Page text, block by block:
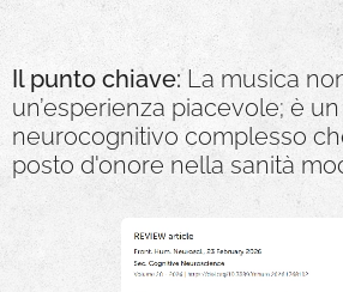
Il punto chiave:La musica
un’esperienza piacevole; è
neurocognitivo complesso
posto d'onore nella sanità